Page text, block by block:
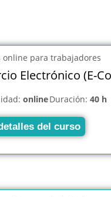
Electrónico (E-
onlineDuración: 40 h
del curso